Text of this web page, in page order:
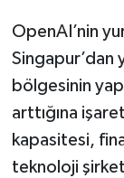
OpenAI’nin
Singapur’dan
bölgesinin
arttığına
kapasitesi,
teknoloji